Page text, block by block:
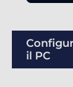
il PC